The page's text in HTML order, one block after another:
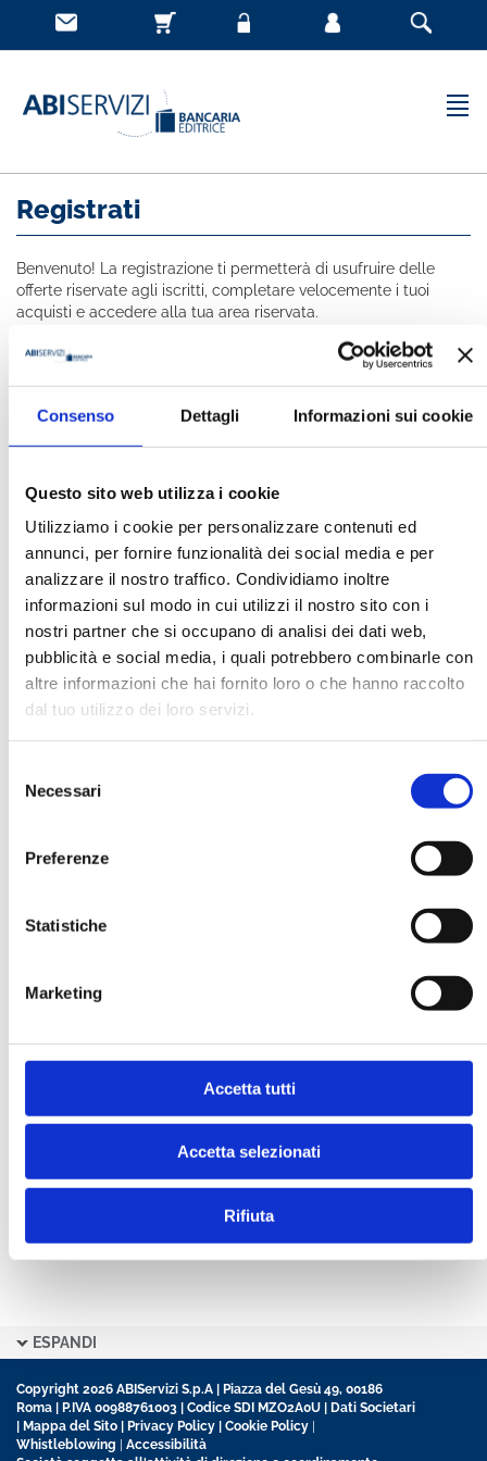
Consenso Dettagli Informazioni sui cookie
Questo sito web utilizza i cookie
Utilizziamo i cookie per personalizzare contenuti ed
annunci, per fornire funzionalità dei social media e per
analizzare il nostro traffico. Condividiamo inoltre
informazioni sul modo in cui utilizzi il nostro sito con i
nostri partner che si occupano di analisi dei dati web,
pubblicità e social media, i quali potrebbero combinarle con
altre informazioni che hai fornito loro o che hanno raccolto
dal tuo utilizzo dei loro servizi.
delNecessari
Preferenze
Statistiche
Marketing
Accetta tutti
Accetta selezionati
Rifiuta
Registrati
Benvenuto! La registrazione ti permetterà di usufruire delle
offerte riservate agli iscritti, completare velocemente i tuoi
acquisti e accedere alla tua area riservata.
Tutti i campi indicati con * sono obbligatori
DATA DI NASCITA *
E-MAIL *
AZIENDA
FUNZIONE AZIENDALE
Ho letto e accetto l’informativa sulla
Ho preso visione delleCondizioni Generalidi
contratto disciplinanti il sito
ESPANDI
Copyright 2026 ABIServizi S.p.A | Piazza del Gesù 49, 00186
Roma | P.IVA 00988761003 | Codice SDI MZO2A0U | Dati Societari
| Mappa del Sito | Privacy Policy | Cookie Policy |
Whistleblowing | Accessibilità